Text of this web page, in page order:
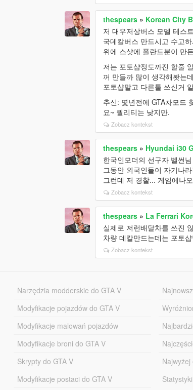
thespears » Korean City
저 대우저상버스 모델 테스
국데칼버스 만드시고 수고
위에 스샷에 폴란드분이 만
저는 포토샵정도까진 할줄
꺼 만들까 많이 생각해봣는
포토샵말고 다른툴 쓰신거
추신: 몇년전에 GTA차모드
요~ 퀄리티는 낮지만.
Zobacz kontekst
thespears » Hyundai i30
한국인모더의 선구자 벨썬
그동안 외국인들이 자기나
그런데 저 경찰... 게임에나
Zobacz kontekst
thespears » La Ferrari
실제로 저런배달차를 쓰진
차량 데칼만드는데는 포토
Zobacz kontekst
Narzędzia modderskie do GTA V
Modyfikacje pojazdów do GTA V
Modyfikacje malowań pojazdów
Modyfikacje broni do GTA V
Skrypty do GTA V
Modyfikacje postaci do GTA V